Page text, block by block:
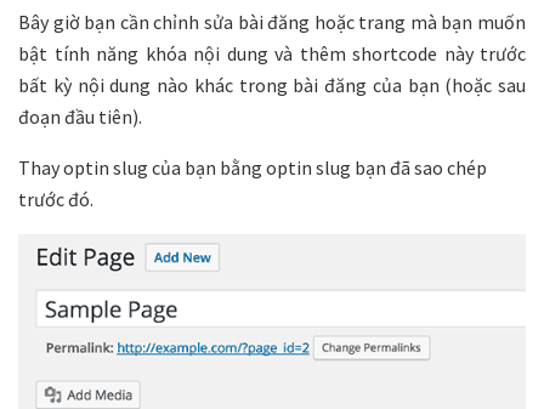
Bây giờ bạn cần chỉnh sửa bài đăng hoặc trang mà bạn muốn
bật tính năng khóa nội dung và thêm shortcode này trước
bất kỳ nội dung nào khác trong bài đăng của bạn (hoặc sau
đoạn đầu tiên).
Thay optin slug của bạn bằng optin slug bạn đã sao chép
trước đó.